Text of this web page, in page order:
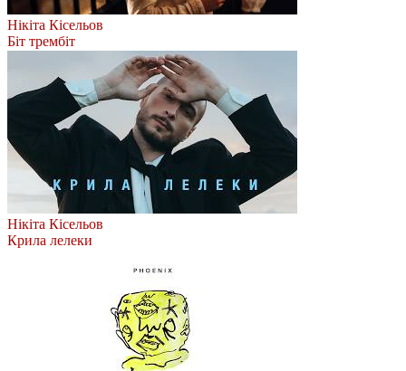
Нікіта Кісельов
Біт трембіт
Нікіта Кісельов
Крила лелеки